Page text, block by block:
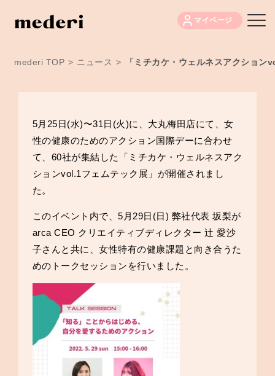
マイページ
mederi TOP > ニュース > 「ミチカケ・ウェルネスアクショ
5月25日(水)〜31日(火)に、大丸梅田店にて、女
性の健康のためのアクション国際デーに合わせ
て、60社が集結した「ミチカケ・ウェルネスアク
ションvol.1フェムテック展」が開催されまし
た。
このイベント内で、5月29日(日) 弊社代表 坂梨が
arca CEO クリエイティブディレクター 辻 愛沙
子さんと共に、女性特有の健康課題と向き合うた
めのトークセッションを行いました。